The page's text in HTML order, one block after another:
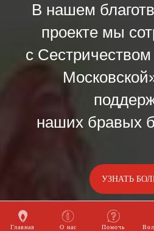
Главная О нас Помочь
В нашем
проекте мы
с
наших бравых
УЗНАТЬ